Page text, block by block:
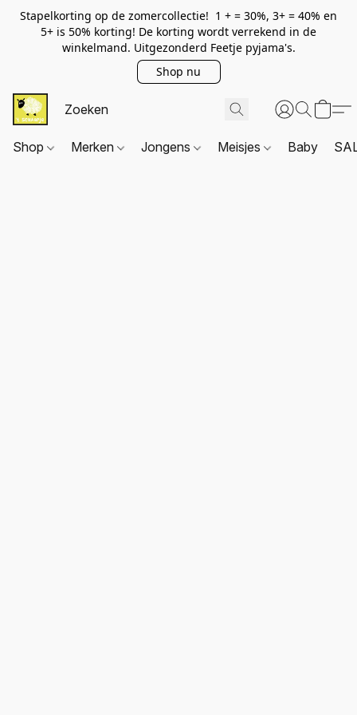
Stapelkorting op de zomercollectie! 1 + = 30%, 3+ = 40% en
5+ is 50% korting! De korting wordt verrekend in de
winkelmand. Uitgezonderd Feetje pyjama's.
Shop nu
Shop Merken Jongens Meisjes Baby